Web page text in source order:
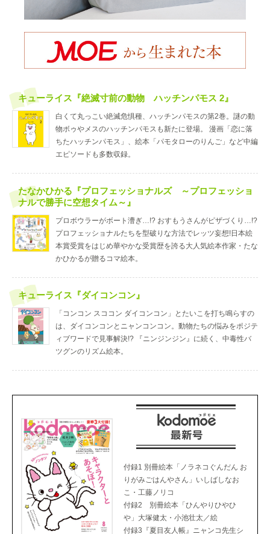
キューライス『絶滅寸前の動物 ハッチンパモス 2』
白くて丸っこい絶滅危惧種、ハッチンパモスの第2巻。謎の動
物ボゥやメスのハッチンパモスも新たに登場。 漫画「恋に落
ちたハッチンパモス」、絵本「パモタローのりんご」など中編
エピソードも多数収録。
たなかひかる『プロフェッショナルズ ～プロフェッショ
ナルで勝手に空想タイム～』
プロボウラーがボート漕ぎ…!? おすもうさんがピザづくり…!?
プロフェッショナルたちを型破りな方法でレッツ妄想!日本絵
本賞受賞をはじめ華やかな受賞歴を誇る大人気絵本作家・たな
かひかるが贈るコマ絵本。
キューライス『ダイコンコン』
「コンコン スココン ダイコンコン」とたいこを打ち鳴らすの
は、ダイコンコンとニャンコンコン。動物たちの悩みをポジテ
ィブワードで見事解決!? 『ニンジンジン』に続く、中毒性バ
ツグンのリズム絵本。
付録1 別冊絵本「ノラネコぐんだん お
りがみごはんやさん」いしばしなお
こ・工藤ノリコ
付録2 別冊絵本「ひんやりひやひ
や」大塚健太・小池壮太／絵
付録3『夏目友人帳』ニャンコ先生シ